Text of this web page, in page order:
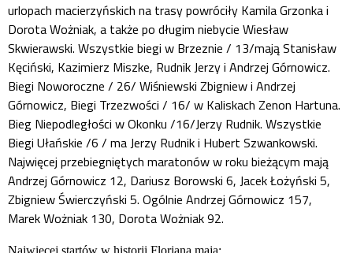
urlopach macierzyńskich na trasy powróciły Kamila Grzonka i
Dorota Wożniak, a także po długim niebycie Wiesław
Skwierawski. Wszystkie biegi w Brzeznie / 13/mają Stanisław
Kęciński, Kazimierz Miszke, Rudnik Jerzy i Andrzej Górnowicz.
Biegi Noworoczne / 26/ Wiśniewski Zbigniew i Andrzej
Górnowicz, Biegi Trzezwości / 16/ w Kaliskach Zenon Hartuna.
Bieg Niepodległości w Okonku /16/Jerzy Rudnik. Wszystkie
Biegi Ułańskie /6 / ma Jerzy Rudnik i Hubert Szwankowski.
Najwięcej przebiegniętych maratonów w roku bieżącym mają
Andrzej Górnowicz 12, Dariusz Borowski 6, Jacek Łożyński 5,
Zbigniew Świerczyński 5. Ogólnie Andrzej Górnowicz 157,
Marek Wożniak 130, Dorota Wożniak 92.
Najwięcej startów w historii Floriana mają: